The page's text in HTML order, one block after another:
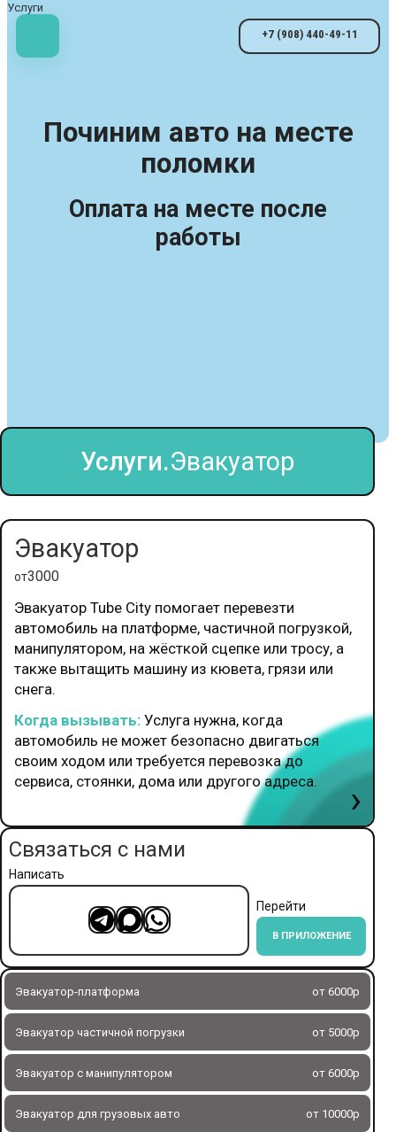
+7 (908) 440-49-11
Починим авто на месте
поломки
Оплата на месте после
работы
Услуги
Услуги.Эвакуатор
Эвакуатор
от3000
Эвакуатор Tube City помогает перевезти
автомобиль на платформе, частичной погрузкой,
манипулятором, на жёсткой сцепке или тросу, а
также вытащить машину из кювета, грязи или
снега.
Когда вызывать: Услуга нужна, когда
автомобиль не может безопасно двигаться
своим ходом или требуется перевозка до
сервиса, стоянки, дома или другого адреса.
›
Эвакуатор-платформа от 6000р
Эвакуатор частичной погрузки от 5000р
Эвакуатор с манипулятором от 6000р
Эвакуатор для грузовых авто от 10000р
Связаться с нами
Написать
Перейти
В ПРИЛОЖЕНИЕ